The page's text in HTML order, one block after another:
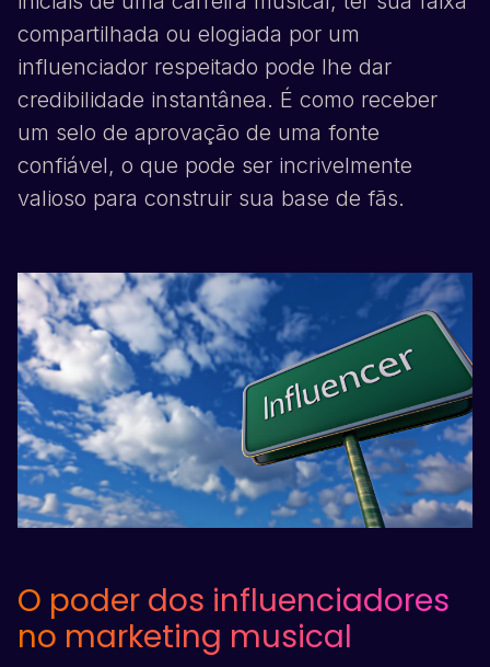
compartilhada ou elogiada por um
influenciador respeitado pode lhe dar
credibilidade instantânea. É como receber
um selo de aprovação de uma fonte
confiável, o que pode ser incrivelmente
valioso para construir sua base de fãs.
O poder dos influenciadores
no marketing musical